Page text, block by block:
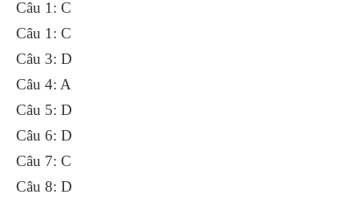
Câu 1: C
Câu 1: C
Câu 3: D
Câu 4: A
Câu 5: D
Câu 6: D
Câu 7: C
Câu 8: D